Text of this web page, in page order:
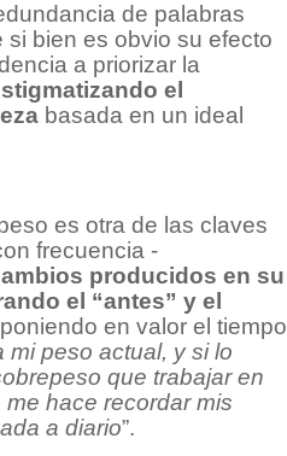
de palabras
si bien es obvio su efecto
a priorizar la
el
basada en un ideal
es otra de las claves
frecuencia -
producidos en su
el “antes” y el
en valor el tiempo
mi peso actual, y si lo
que trabajar en
hace recordar mis
a diario”.